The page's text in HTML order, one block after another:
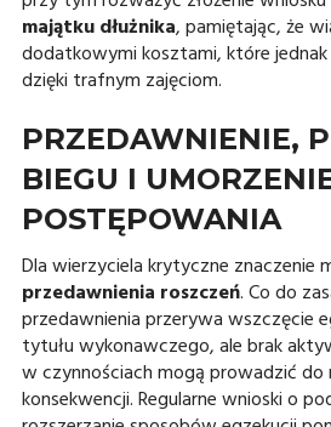
majątku dłużnika, pamiętając, że
dodatkowymi kosztami, które
dzięki trafnym zajęciom.
PRZEDAWNIENIE,
BIEGU I
POSTĘPOWANIA
Dla wierzyciela krytyczne znaczenie
przedawnienia roszczeń. Co do
przedawnienia przerywa wszczęcie
tytułu wykonawczego, ale brak
w czynnościach mogą prowadzić do
konsekwencji. Regularne wnioski o